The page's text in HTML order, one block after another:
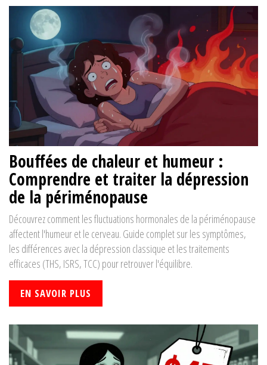
Bouffées de chaleur et humeur :
Comprendre et traiter la dépression
de la périménopause
Découvrez comment les fluctuations hormonales de la périménopause
affectent l'humeur et le cerveau. Guide complet sur les symptômes,
les différences avec la dépression classique et les traitements
efficaces (THS, ISRS, TCC) pour retrouver l'équilibre.
EN SAVOIR PLUS